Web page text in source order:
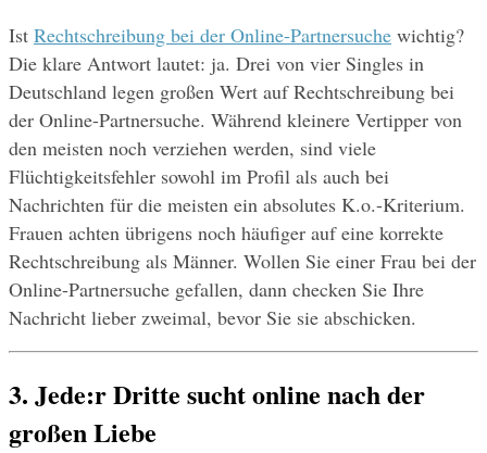
Ist Rechtschreibung bei der Online-Partnersuche wichtig?
Die klare Antwort lautet: ja. Drei von vier Singles in
Deutschland legen großen Wert auf Rechtschreibung bei
der Online-Partnersuche. Während kleinere Vertipper von
den meisten noch verziehen werden, sind viele
Flüchtigkeitsfehler sowohl im Profil als auch bei
Nachrichten für die meisten ein absolutes K.o.-Kriterium.
Frauen achten übrigens noch häufiger auf eine korrekte
Rechtschreibung als Männer. Wollen Sie einer Frau bei der
Online-Partnersuche gefallen, dann checken Sie Ihre
Nachricht lieber zweimal, bevor Sie sie abschicken.
3. Jede:r Dritte sucht online nach der
großen Liebe